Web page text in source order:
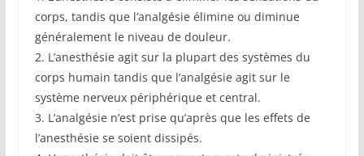
corps, tandis que l’analgésie élimine ou diminue
généralement le niveau de douleur.
2. L’anesthésie agit sur la plupart des systèmes du
corps humain tandis que l’analgésie agit sur le
système nerveux périphérique et central.
3. L’analgésie n’est prise qu’après que les effets de
l’anesthésie se soient dissipés.